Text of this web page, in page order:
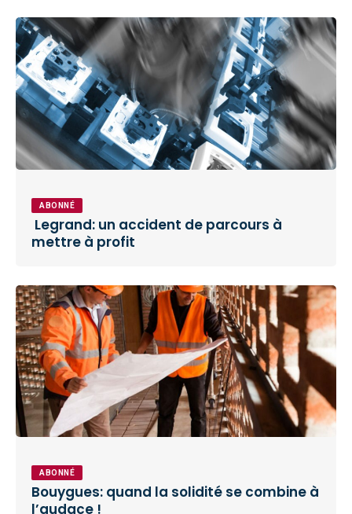
ABONNÉ
Legrand: un accident de parcours à
mettre à profit
ABONNÉ
Bouygues: quand la solidité se combine à
l’audace !